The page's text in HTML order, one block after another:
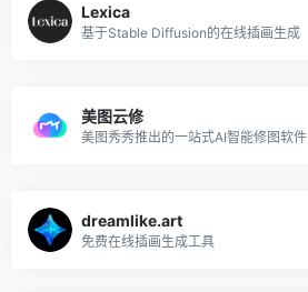
Lexica
基于Stable Diffusion的在线插画生成
美图云修
美图秀秀推出的一站式AI智能修图软件
dreamlike.art
免费在线插画生成工具